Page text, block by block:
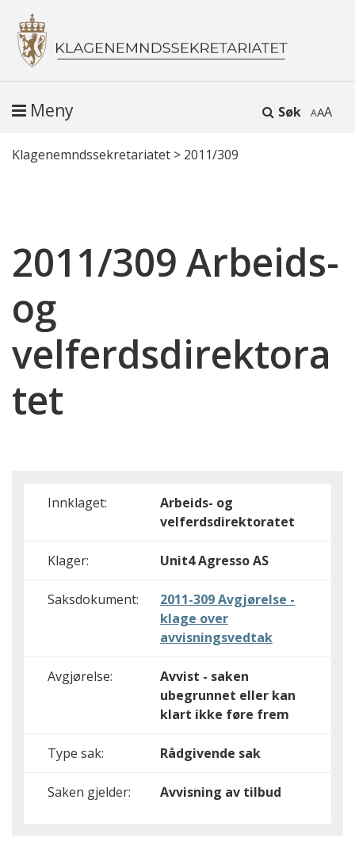
Søk A
Meny
Klagenemndssekretariatet > 2011/309
2011/309 Arbeids-
og
velferdsdirektora
tet
Innklaget:
Arbeids- og
velferdsdirektoratet
Klager: Unit4 Agresso AS
Saksdokument:
2011-309 Avgjørelse -
klage over
avvisningsvedtak
Avgjørelse:
Avvist - saken
ubegrunnet eller kan
klart ikke føre frem
Type sak: Rådgivende sak
Saken gjelder: Avvisning av tilbud